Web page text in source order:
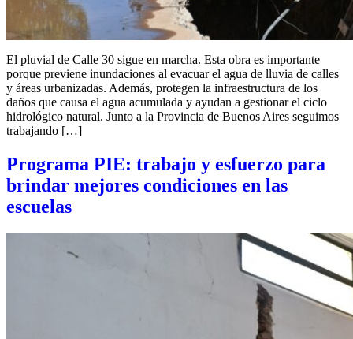
El pluvial de Calle 30 sigue en marcha. Esta obra es importante
porque previene inundaciones al evacuar el agua de lluvia de calles
y áreas urbanizadas. Además, protegen la infraestructura de los
daños que causa el agua acumulada y ayudan a gestionar el ciclo
hidrológico natural. Junto a la Provincia de Buenos Aires seguimos
trabajando […]
Programa PIE: trabajo y esfuerzo para
brindar mejores condiciones en las
escuelas